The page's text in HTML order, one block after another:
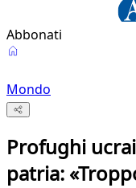
Abbonati
Mondo
Profughi
patria: